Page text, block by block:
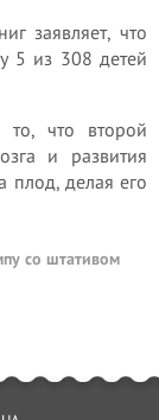
заявляет, что
5 из 308 детей
что второй
и развития
плод, делая его
со штативом